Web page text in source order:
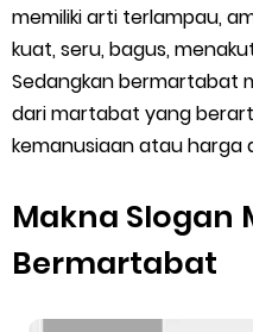
Pelatihan MOOC Pintar
Edaran Penyaluran BOP RA
Yang Dilakukan
Juknis Pembelajaran
Cara Aktivasi
memiliki arti terlampau,
kuat, seru, bagus,
Sedangkan bermartabat
dari martabat yang
kemanusiaan atau harga
Makna Slogan
Bermartabat